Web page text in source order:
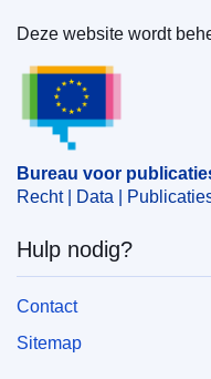
Bureau voor
Deze website wordt
Bureau voor
Recht | Data |
Hulp nodig?
Contact
Sitemap